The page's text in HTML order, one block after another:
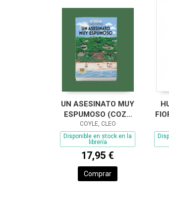
UN ASESINATO MUY
ESPUMOSO (COZY
MYSTERY)
COYLE, CLEO
Disponible en stock en la
librería
17,95 €
Comprar